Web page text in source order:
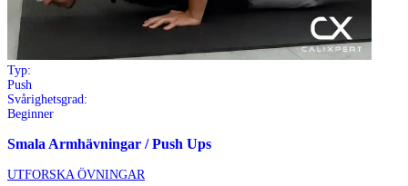
Typ:
Push
Svårighetsgrad:
Beginner
Smala Armhävningar / Push Ups
UTFORSKA ÖVNINGAR